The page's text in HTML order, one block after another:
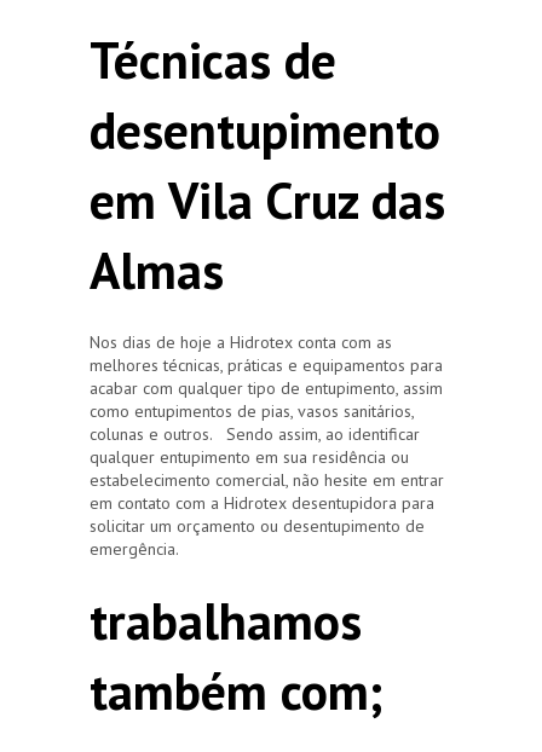
Técnicas de
desentupimento
em Vila Cruz das
Almas
Nos dias de hoje a Hidrotex conta com as
melhores técnicas, práticas e equipamentos para
acabar com qualquer tipo de entupimento, assim
como entupimentos de pias, vasos sanitários,
colunas e outros. Sendo assim, ao identificar
qualquer entupimento em sua residência ou
estabelecimento comercial, não hesite em entrar
em contato com a Hidrotex desentupidora para
solicitar um orçamento ou desentupimento de
emergência.
trabalhamos
também com;